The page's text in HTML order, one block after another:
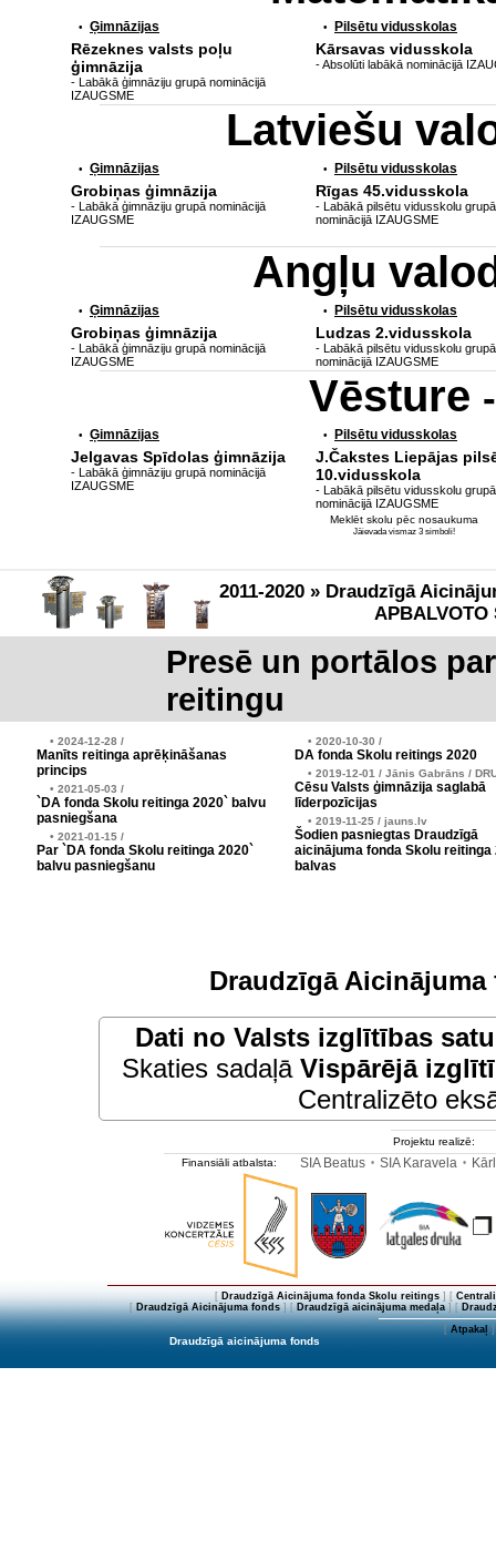
• Ģimnāzijas
Rēzeknes valsts poļu
ģimnāzija
- Labākā ģimnāziju grupā nominācijā
IZAUGSME
• Pilsētu vidusskolas
Kārsavas vidusskola
- Absolūti labākā nominācijā
Latviešu
• Ģimnāzijas
Grobiņas ģimnāzija
- Labākā ģimnāziju grupā nominācijā
IZAUGSME
• Pilsētu vidusskolas
Rīgas 45.vidusskola
- Labākā pilsētu vidusskolu grupā
nominācijā IZAUGSME
Angļu
• Ģimnāzijas
Grobiņas ģimnāzija
- Labākā ģimnāziju grupā nominācijā
IZAUGSME
• Pilsētu vidusskolas
Ludzas 2.vidusskola
- Labākā pilsētu vidusskolu grupā
nominācijā IZAUGSME
Vēsture
• Ģimnāzijas
Jelgavas Spīdolas ģimnāzija
- Labākā ģimnāziju grupā nominācijā
IZAUGSME
• Pilsētu vidusskolas
J.Čakstes Liepājas
10.vidusskola
- Labākā pilsētu vidusskolu grupā
nominācijā IZAUGSME
Meklēt skolu pēc nosaukuma
Jāievada vismaz 3 simboli!
2011-2020 » Draudzīgā
APBALVOTO
Presē un portālos
reitingu
• 2024-12-28 /
Manīts reitinga aprēķināšanas
princips
• 2021-05-03 /
`DA fonda Skolu reitinga 2020` balvu
pasniegšana
• 2021-01-15 /
Par `DA fonda Skolu reitinga 2020`
balvu pasniegšanu
• 2020-10-30 /
DA fonda Skolu reitings 2020
• 2019-12-01 / Jānis Gabrāns /
Cēsu Valsts ģimnāzija saglabā
līderpozīcijas
• 2019-11-25 / jauns.lv
Šodien pasniegtas Draudzīgā
aicinājuma fonda Skolu reitinga
balvas
Draudzīgā
Dati no Valsts izglītības
Skaties sadaļā Vispārējā
Centralizēto
Projektu realizē:
Finansiāli atbalsta:
SIA Beatus • SIA Karavela •
[ Draudzīgā Aicinājuma fonda Skolu reitings] [
[Draudzīgā Aicinājuma fonds] [Draudzīgā aicinājuma medaļa] [
[Atpakaļ]
Draudzīgā aicinājuma fonds